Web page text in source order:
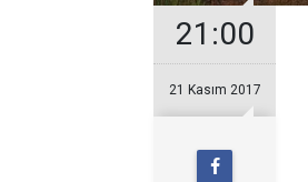
21:00
21 Kasım 2017